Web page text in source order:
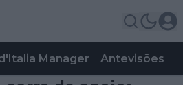
Manager Antevisões